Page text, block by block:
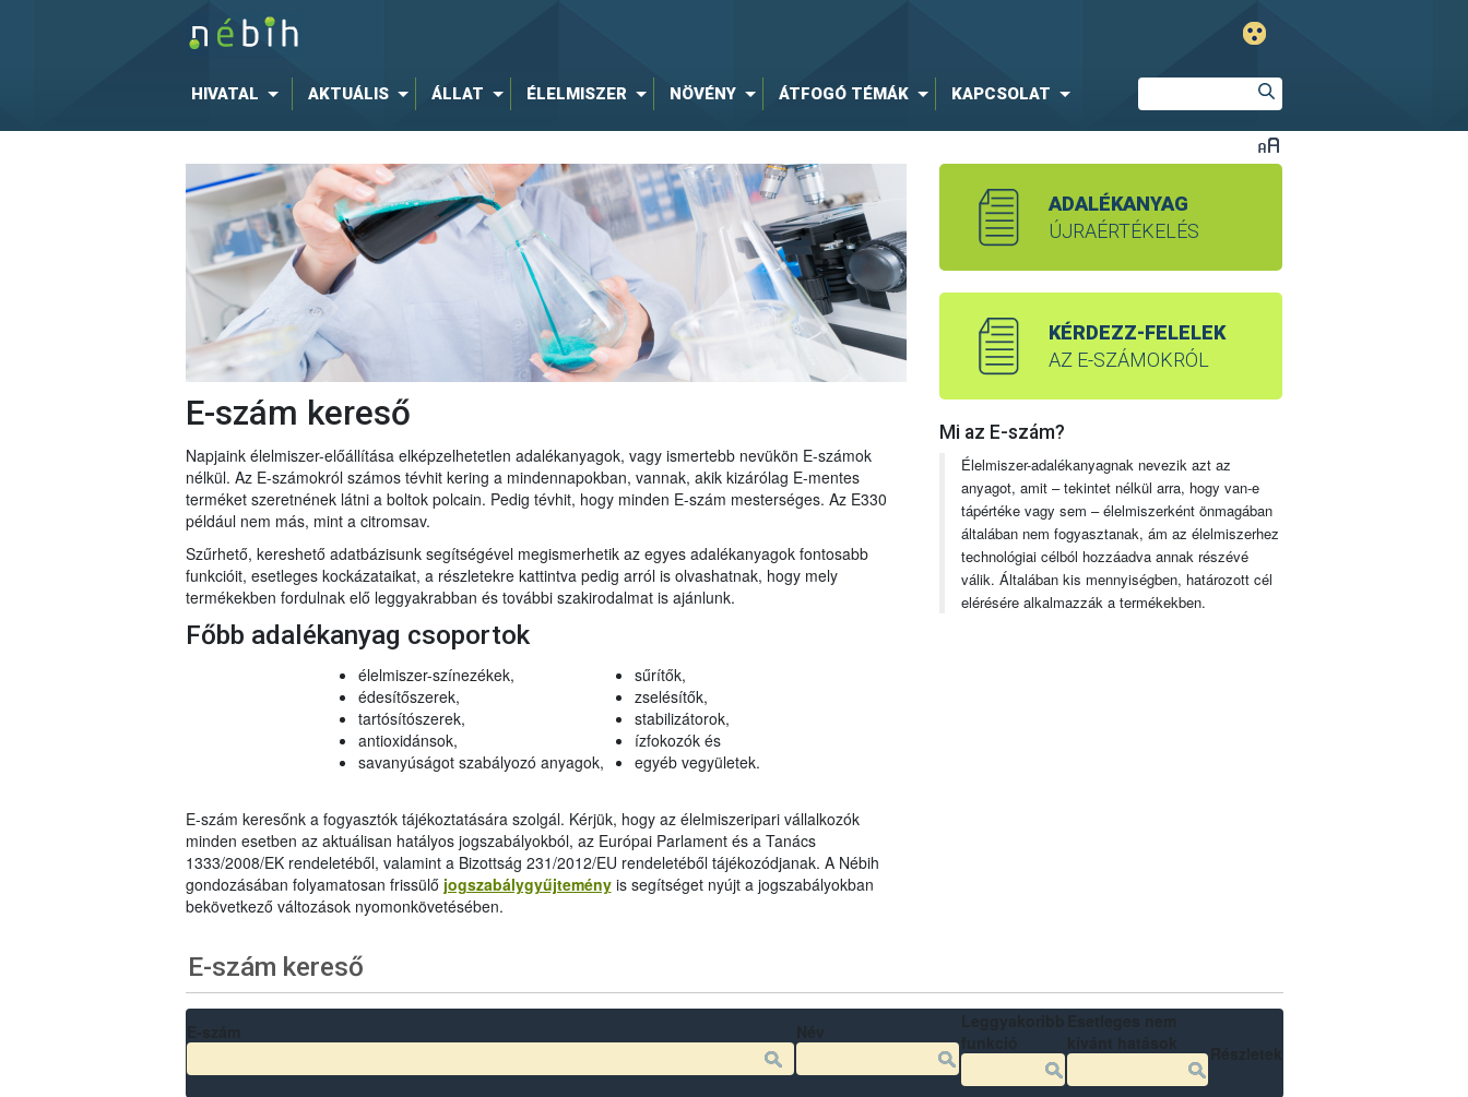
HIVATAL AKTUÁLIS ÁLLAT ÉLELMISZER NÖVÉNY ÁTFOGÓ TÉMÁK KAPCSOLAT
E-szám kereső
Napjaink élelmiszer-előállítása elképzelhetetlen adalékanyagok, vagy ismertebb nevükön E-számok
nélkül. Az E-számokról számos tévhit kering a mindennapokban, vannak, akik kizárólag E-mentes
terméket szeretnének látni a boltok polcain. Pedig tévhit, hogy minden E-szám mesterséges. Az E330
például nem más, mint a citromsav.
Szűrhető, kereshető adatbázisunk segítségével megismerhetik az egyes adalékanyagok fontosabb
funkcióit, esetleges kockázataikat, a részletekre kattintva pedig arról is olvashatnak, hogy mely
termékekben fordulnak elő leggyakrabban és további szakirodalmat is ajánlunk.
Főbb adalékanyag csoportok
élelmiszer-színezékek,
édesítőszerek,
tartósítószerek,
antioxidánsok,
savanyúságot szabályozó anyagok,
sűrítők,
zselésítők,
stabilizátorok,
ízfokozók és
egyéb vegyületek.
E-szám keresőnk a fogyasztók tájékoztatására szolgál. Kérjük, hogy az élelmiszeripari vállalkozók
minden esetben az aktuálisan hatályos jogszabályokból, az Európai Parlament és a Tanács
1333/2008/EK rendeletéből, valamint a Bizottság 231/2012/EU rendeletéből tájékozódjanak. A Nébih
gondozásában folyamatosan frissülő jogszabálygyűjteményis segítséget nyújt a jogszabályokban
bekövetkező változások nyomonkövetésében.
ADALÉKANYAG
ÚJRAÉRTÉKELÉS
KÉRDEZZ-FELELEK
AZ E-SZÁMOKRÓL
Mi az E-szám?
Élelmiszer-adalékanyagnak nevezik azt az
anyagot, amit – tekintet nélkül arra, hogy van-e
tápértéke vagy sem – élelmiszerként önmagában
általában nem fogyasztanak, ám az élelmiszerhez
technológiai célból hozzáadva annak részévé
válik. Általában kis mennyiségben, határozott cél
elérésére alkalmazzák a termékekben.
E-szám kereső